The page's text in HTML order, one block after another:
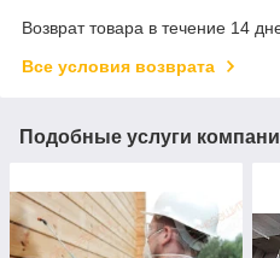
Возврат товара в течение 14
Все условия возврата
Подобные услуги